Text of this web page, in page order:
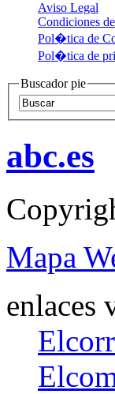
Aviso Legal
Condiciones
Pol�tica de
Pol�tica de
Buscador pie
abc.es
Mapa
enlaces